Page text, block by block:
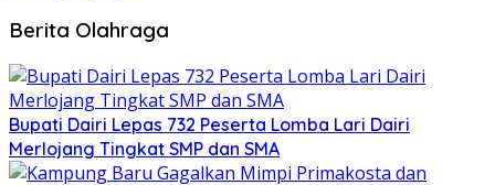
Berita Olahraga
Bupati Dairi Lepas 732 Peserta Lomba Lari Dairi
Merlojang Tingkat SMP dan SMA